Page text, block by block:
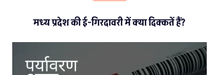
मध्य प्रदेश की ई-गिरदावरी में क्या दिक्कतें हैं?